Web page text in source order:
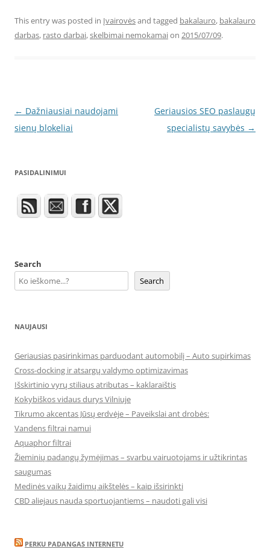
This entry was posted in Įvairovėsand tagged bakalauro, bakalauro
darbas, rasto darbai,skelbimai nemokamaion 2015/07/09.
Post
navigation
← Dažniausiai naudojami
sienų blokeliai
Geriausios SEO paslaugų
specialistų savybės →
PASIDALINIMUI
Search
Search
NAUJAUSI
Geriausias pasirinkimas parduodant automobilį – Auto supirkimas
Cross-docking ir atsargų valdymo optimizavimas
Išskirtinio vyrų stiliaus atributas – kaklaraištis
Kokybiškos vidaus durys Vilniuje
Tikrumo akcentas Jūsų erdvėje – Paveikslai ant drobės:
Vandens filtrai namui
Aquaphor filtrai
Žieminių padangų žymėjimas – svarbu vairuotojams ir užtikrintas
saugumas
Medinės vaikų žaidimų aikštelės – kaip išsirinkti
CBD aliejaus nauda sportuojantiems – naudoti gali visi
PERKU PADANGAS INTERNETU